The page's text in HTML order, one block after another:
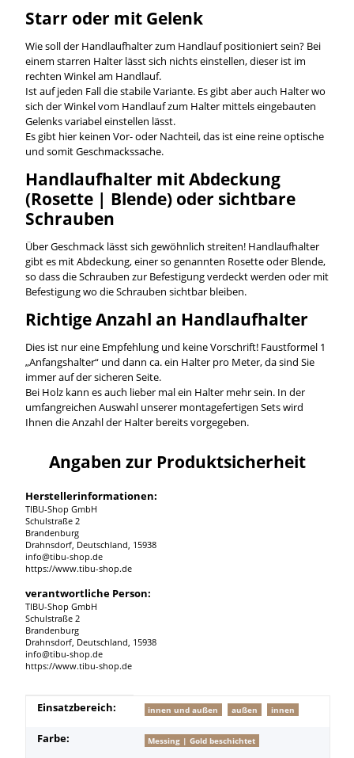
Starr oder mit Gelenk
Wie soll der Handlaufhalter zum Handlauf positioniert sein? Bei
einem starren Halter lässt sich nichts einstellen, dieser ist im
rechten Winkel am Handlauf.
Ist auf jeden Fall die stabile Variante. Es gibt aber auch Halter wo
sich der Winkel vom Handlauf zum Halter mittels eingebauten
Gelenks variabel einstellen lässt.
Es gibt hier keinen Vor- oder Nachteil, das ist eine reine optische
und somit Geschmackssache.
Handlaufhalter mit Abdeckung
(Rosette | Blende) oder sichtbare
Schrauben
Über Geschmack lässt sich gewöhnlich streiten! Handlaufhalter
gibt es mit Abdeckung, einer so genannten Rosette oder Blende,
so dass die Schrauben zur Befestigung verdeckt werden oder mit
Befestigung wo die Schrauben sichtbar bleiben.
Richtige Anzahl an Handlaufhalter
Dies ist nur eine Empfehlung und keine Vorschrift! Faustformel 1
„Anfangshalter“ und dann ca. ein Halter pro Meter, da sind Sie
immer auf der sicheren Seite.
Bei Holz kann es auch lieber mal ein Halter mehr sein. In der
umfangreichen Auswahl unserer montagefertigen Sets wird
Ihnen die Anzahl der Halter bereits vorgegeben.
Angaben zur Produktsicherheit
Herstellerinformationen:
TIBU-Shop GmbH
Schulstraße 2
Brandenburg
Drahnsdorf, Deutschland, 15938
info@tibu-shop.de
https://www.tibu-shop.de
verantwortliche Person:
TIBU-Shop GmbH
Schulstraße 2
Brandenburg
Drahnsdorf, Deutschland, 15938
info@tibu-shop.de
https://www.tibu-shop.de
Produkteigenschaft
Wert
Einsatzbereich: innen und außen außen innen
Farbe: Messing | Gold beschichtet